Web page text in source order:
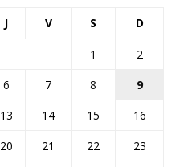
J V S D
1
2
6 7 8
9
13 14 15
16
20 21 22
23